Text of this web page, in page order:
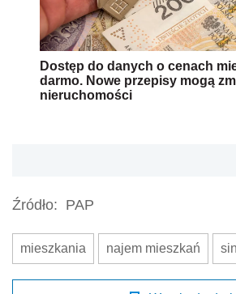
Dostęp do danych o cenach
darmo. Nowe przepisy mogą
nieruchomości
Źródło: PAP
mieszkania najem mieszkań